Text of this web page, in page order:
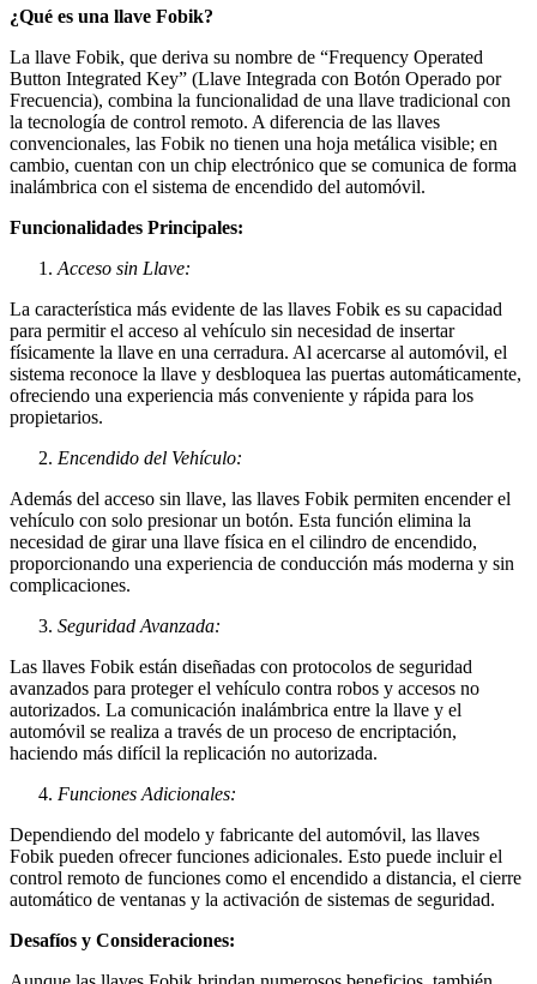
¿Qué es una llave Fobik?
La llave Fobik, que deriva su nombre de “Frequency Operated
Button Integrated Key” (Llave Integrada con Botón Operado por
Frecuencia), combina la funcionalidad de una llave tradicional con
la tecnología de control remoto. A diferencia de las llaves
convencionales, las Fobik no tienen una hoja metálica visible; en
cambio, cuentan con un chip electrónico que se comunica de forma
inalámbrica con el sistema de encendido del automóvil.
Funcionalidades Principales:
Acceso sin Llave:
La característica más evidente de las llaves Fobik es su capacidad
para permitir el acceso al vehículo sin necesidad de insertar
físicamente la llave en una cerradura. Al acercarse al automóvil, el
sistema reconoce la llave y desbloquea las puertas automáticamente,
ofreciendo una experiencia más conveniente y rápida para los
propietarios.
Encendido del Vehículo:
Además del acceso sin llave, las llaves Fobik permiten encender el
vehículo con solo presionar un botón. Esta función elimina la
necesidad de girar una llave física en el cilindro de encendido,
proporcionando una experiencia de conducción más moderna y sin
complicaciones.
Seguridad Avanzada:
Las llaves Fobik están diseñadas con protocolos de seguridad
avanzados para proteger el vehículo contra robos y accesos no
autorizados. La comunicación inalámbrica entre la llave y el
automóvil se realiza a través de un proceso de encriptación,
haciendo más difícil la replicación no autorizada.
Funciones Adicionales:
Dependiendo del modelo y fabricante del automóvil, las llaves
Fobik pueden ofrecer funciones adicionales. Esto puede incluir el
control remoto de funciones como el encendido a distancia, el cierre
automático de ventanas y la activación de sistemas de seguridad.
Desafíos y Consideraciones: